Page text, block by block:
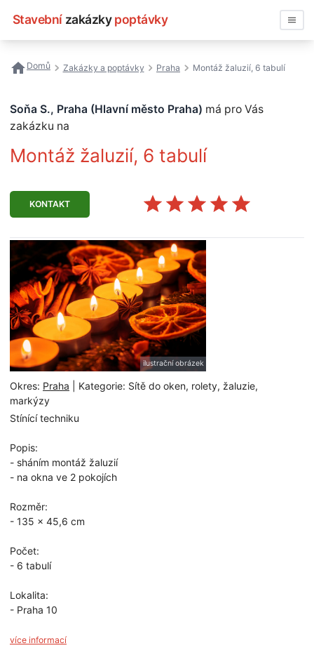
Stavební zakázky poptávky
Nejčastější vyhledávání
Registrace firmy
Domů Zakázky a poptávky Praha Montáž žaluzií, 6 tabulí
Soňa S., Praha (Hlavní město Praha) má pro Vás
zakázku na
Montáž žaluzií, 6 tabulí
KONTAKT
Okres: Praha | Kategorie: Sítě do oken, rolety, žaluzie,
markýzy
Stínící techniku
Popis:
- sháním montáž žaluzií
- na okna ve 2 pokojích
Rozměr:
- 135 x 45,6 cm
Počet:
- 6 tabulí
Lokalita:
- Praha 10
více informací
ilustrační obrázek